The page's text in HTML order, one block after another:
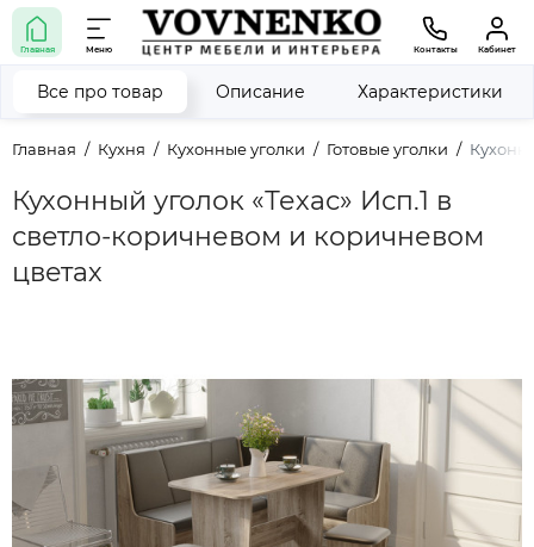
Главная Меню Контакты Кабинет
Главная Кухня Кухонные уголки Готовые уголки
Кухонный уголок «Техас» Исп.1 в
светло-коричневом и коричневом
цветах
Все про товар Описание Характеристики